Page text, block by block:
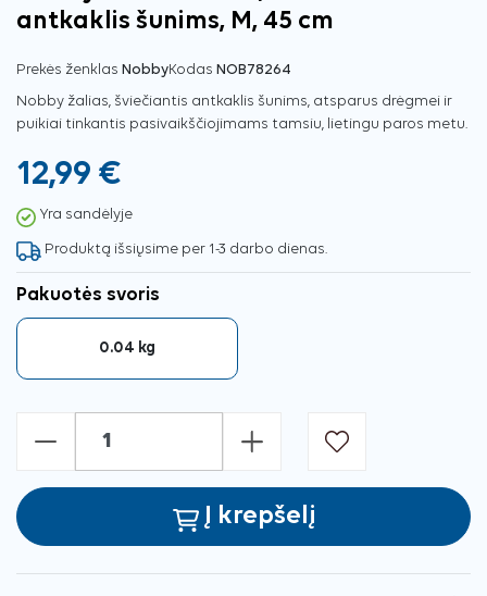
antkaklis šunims, M, 45 cm
Prekės ženklas NobbyKodas NOB78264
Nobby žalias, šviečiantis antkaklis šunims, atsparus drėgmei ir
puikiai tinkantis pasivaikščiojimams tamsiu, lietingu paros metu.
12,99 €
Yra sandėlyje
Produktą išsiųsime per 1-3 darbo dienas.
Pakuotės svoris
0.04 kg
- +
Į krepšelį